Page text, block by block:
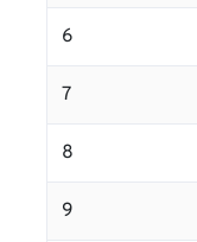
6
7
8
9